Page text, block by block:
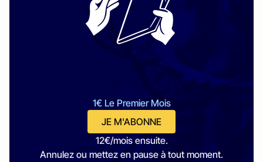
1€ Le Premier Mois
JE M'ABONNE
12€/mois ensuite.
Annulez ou mettez en pause à tout moment.